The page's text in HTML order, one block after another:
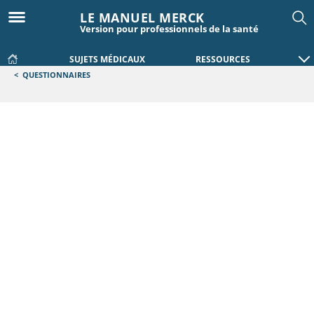
LE MANUEL MERCK
Version pour professionnels de la santé
SUJETS MÉDICAUX RESSOURCES
< QUESTIONNAIRES